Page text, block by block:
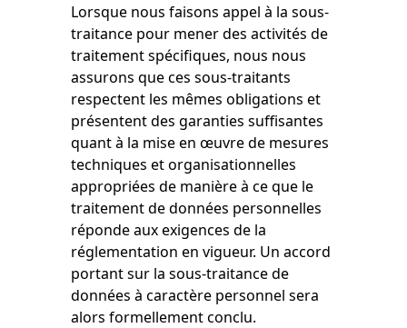
Lorsque nous faisons appel à la sous-
traitance pour mener des activités de
traitement spécifiques, nous nous
assurons que ces sous-traitants
respectent les mêmes obligations et
présentent des garanties suffisantes
quant à la mise en œuvre de mesures
techniques et organisationnelles
appropriées de manière à ce que le
traitement de données personnelles
réponde aux exigences de la
réglementation en vigueur. Un accord
portant sur la sous-traitance de
données à caractère personnel sera
alors formellement conclu.